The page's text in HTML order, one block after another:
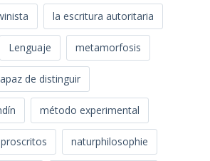
la escritura autoritaria
Lenguaje metamorfosis
de distinguir
método experimental
naturphilosophie